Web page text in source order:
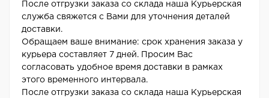
После отгрузки заказа со склада наша Курьерская
служба свяжется с Вами для уточнения деталей
доставки.
Обращаем ваше внимание: срок хранения заказа у
курьера составляет 7 дней. Просим Вас
согласовать удобное время доставки в рамках
этого временного интервала.
После отгрузки заказа со склада наша Курьерская